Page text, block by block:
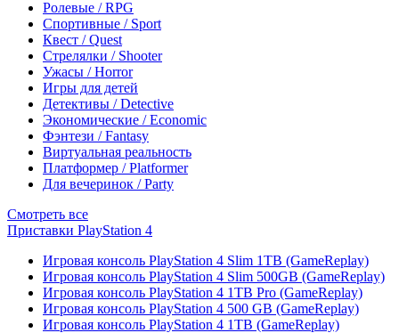
Ролевые / RPG
Спортивные / Sport
Квест / Quest
Стрелялки / Shooter
Ужасы / Horror
Игры для детей
Детективы / Detective
Экономические / Economic
Фэнтези / Fantasy
Виртуальная реальность
Платформер / Platformer
Для вечеринок / Party
Смотреть все
Приставки PlayStation 4
Игровая консоль PlayStation 4 Slim 1TB (GameReplay)
Игровая консоль PlayStation 4 Slim 500GB (GameReplay)
Игровая консоль PlayStation 4 1TB Pro (GameReplay)
Игровая консоль PlayStation 4 500 GB (GameReplay)
Игровая консоль PlayStation 4 1TB (GameReplay)